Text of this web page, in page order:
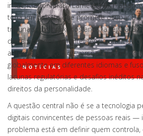
influenciador Khaby Lame e a Rich
tona um debate que promete ocupar
tribunais nos próximos anos: a regulação
digitais criados por inteligência artificial.
autoriza a criação de versões digitais do
globalmente em diferentes idiomas e
lacunas regulatórias e desafios inéditos
direitos da personalidade.
A questão central não é se a tecnologia
digitais convincentes de pessoas reais —
problema está em definir quem